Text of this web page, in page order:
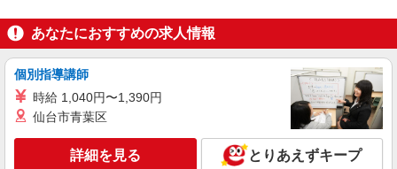
キープ
アルバイト パート
炭焼牛たん東山 イオンモール白山店
時給1,054円 ※22時以降／時給1,318円※深夜
手当含む
あなたにおすすめの求人情報
個別指導講師
時給 1,040円〜1,390円
仙台市青葉区
詳細を見る とりあえずキープ